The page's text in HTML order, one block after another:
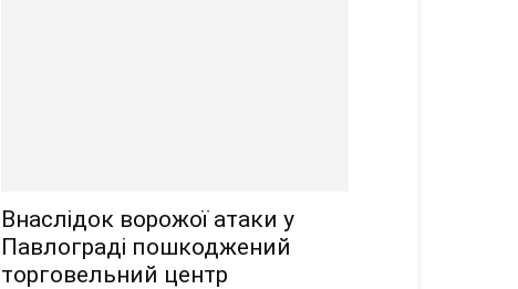
Внаслідок ворожої атаки у
Павлограді пошкоджений
торговельний центр